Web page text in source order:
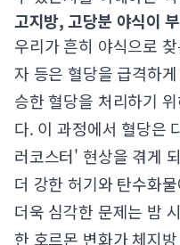
고지방, 고당분 야식이
우리가 흔히 야식으로
자 등은 혈당을 급격하
승한 혈당을 처리하기
다. 이 과정에서 혈당은
러코스터' 현상을 겪게
더 강한 허기와 탄수화
더욱 심각한 문제는 밤
한 호르몬 변화가 체지